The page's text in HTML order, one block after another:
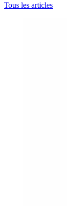
Tous les articles